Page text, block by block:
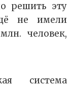
решить эту
не имели
человек,
система